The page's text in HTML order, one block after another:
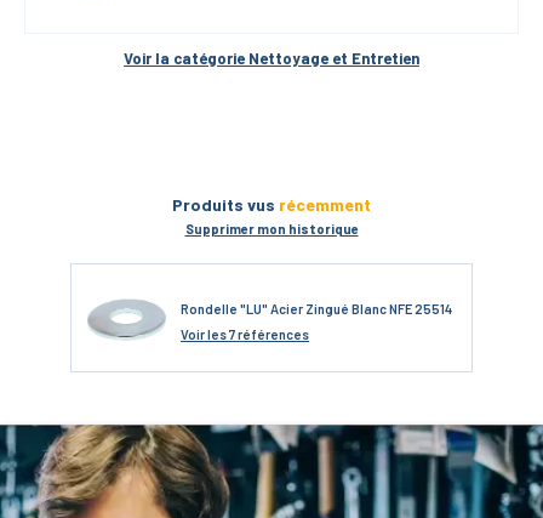
Voir la catégorie Nettoyage et Entretien
Produits vus récemment
Supprimer mon historique
Rondelle "LU" Acier Zingué Blanc NFE 25514
Voirles 7 références